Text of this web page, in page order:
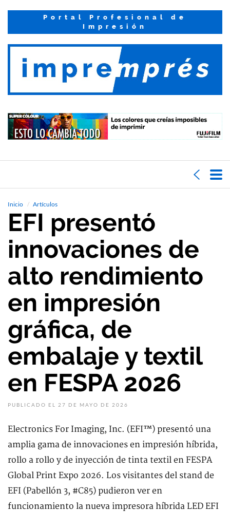
Portal Profesional de
Impresión
Inicio Artículos
EFI presentó
innovaciones de
alto rendimiento
en impresión
gráfica, de
embalaje y textil
en FESPA 2026
PUBLICADO EL 27 DE MAYO DE 2026
Electronics For Imaging, Inc. (EFI™) presentó una
amplia gama de innovaciones en impresión híbrida,
rollo a rollo y de inyección de tinta textil en FESPA
Global Print Expo 2026. Los visitantes del stand de
EFI (Pabellón 3, #C85) pudieron ver en
funcionamiento la nueva impresora híbrida LED EFI